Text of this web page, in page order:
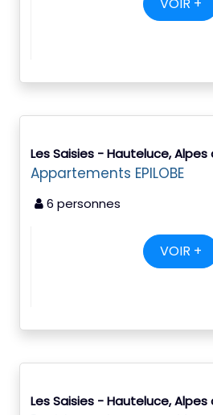
Les Saisies - Hauteluce, Alpes
Appartements EPILOBE
6 personnes
VOIR +
Les Saisies - Hauteluce, Alpes